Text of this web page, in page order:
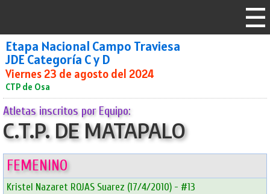
Etapa Nacional Campo Traviesa
JDE Categoría C y D
Viernes 23 de agosto del 2024
CTP de Osa
Atletas inscritos por Equipo:
C.T.P. DE MATAPALO
FEMENINO
Kristel Nazaret ROJAS Suarez (17/4/2010) - #13